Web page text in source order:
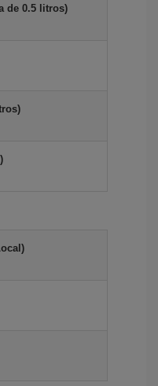
de 0.5 litros)